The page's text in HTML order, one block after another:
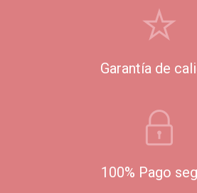
Garantía de
100% Pago